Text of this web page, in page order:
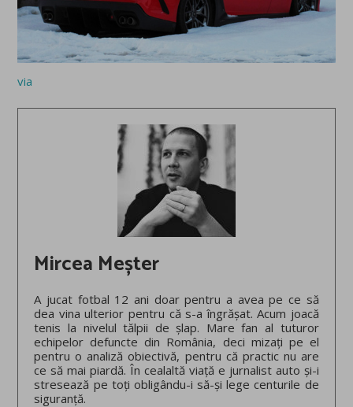
via
Mircea Meșter
A jucat fotbal 12 ani doar pentru a avea pe ce să
dea vina ulterior pentru că s-a îngrășat. Acum joacă
tenis la nivelul tălpii de șlap. Mare fan al tuturor
echipelor defuncte din România, deci mizați pe el
pentru o analiză obiectivă, pentru că practic nu are
ce să mai piardă. În cealaltă viață e jurnalist auto și-i
stresează pe toți obligându-i să-și lege centurile de
siguranță.